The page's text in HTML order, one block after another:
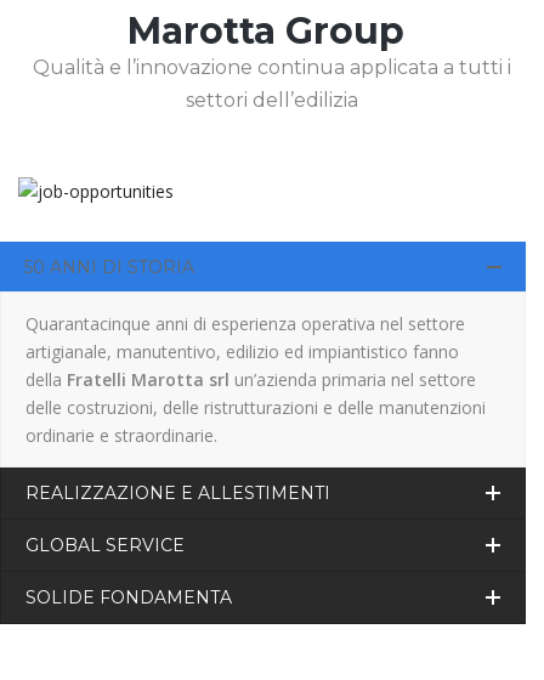
Marotta Group
Qualità e l’innovazione continua applicata a tutti i
settori dell’edilizia
50 ANNI DI STORIA
Quarantacinque anni di esperienza operativa nel settore
artigianale, manutentivo, edilizio ed impiantistico fanno
della Fratelli Marotta srl un’azienda primaria nel settore
delle costruzioni, delle ristrutturazioni e delle manutenzioni
ordinarie e straordinarie.
REALIZZAZIONE E ALLESTIMENTI
GLOBAL SERVICE
SOLIDE FONDAMENTA